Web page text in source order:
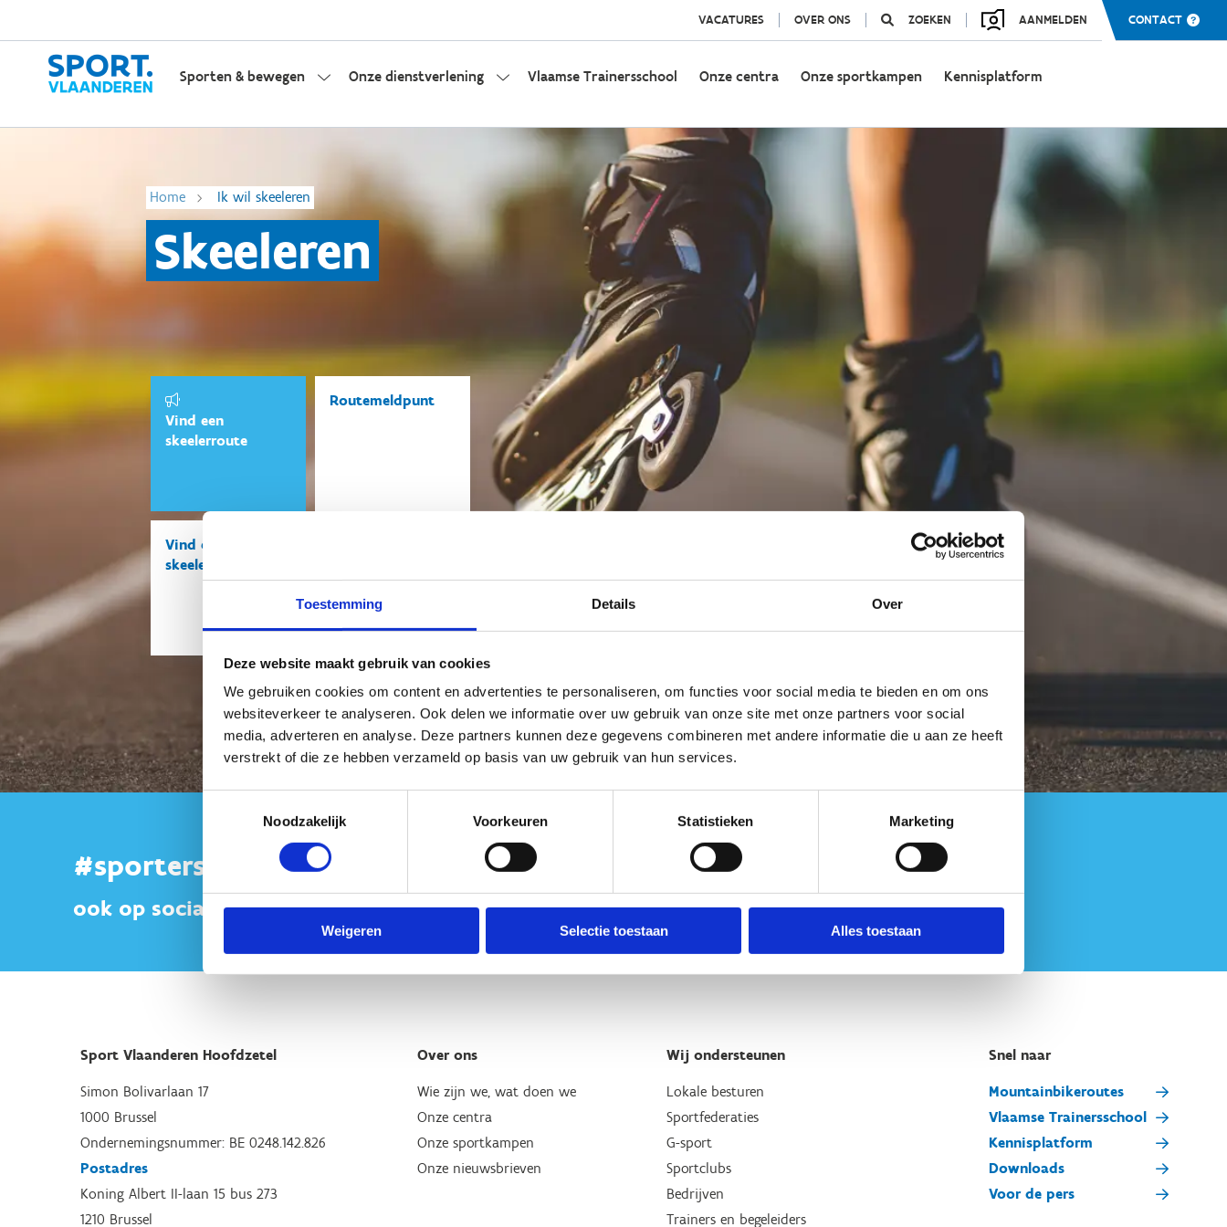
Toestemming Details Over
Deze website maakt gebruik van cookies
We gebruiken cookies om content en advertenties te personaliseren, om functies voor social media te bieden en om ons
websiteverkeer te analyseren. Ook delen we informatie over uw gebruik van onze site met onze partners voor social
media, adverteren en analyse. Deze partners kunnen deze gegevens combineren met andere informatie die u aan ze heeft
verstrekt of die ze hebben verzameld op basis van uw gebruik van hun services.
Noodzakelijk
Voorkeuren Statistieken Marketing
Weigeren Selectie toestaan Alles toestaan
VACATURES OVER ONS ZOEKEN AANMELDEN CONTACT
Sporten & bewegen Onze dienstverlening Vlaamse Trainersschool Onze centra Onze sportkampen Kennisplatform
Home Ik wil skeeleren
Skeeleren
Vind een
skeelerroute
Routemeldpunt
Vind een
skeelerclub
officiële partner
#sportersbelevenmeer
ook op sociale media
Sport Vlaanderen Hoofdzetel
Simon Bolivarlaan 17
1000 Brussel
Ondernemingsnummer: BE 0248.142.826
Postadres
Koning Albert II-laan 15 bus 273
1210 Brussel
Over ons
Wie zijn we, wat doen we
Onze centra
Onze sportkampen
Onze nieuwsbrieven
Wij ondersteunen
Lokale besturen
Sportfederaties
G-sport
Sportclubs
Bedrijven
Trainers en begeleiders
Snel naar
Mountainbikeroutes
Vlaamse Trainersschool
Kennisplatform
Downloads
Voor de pers